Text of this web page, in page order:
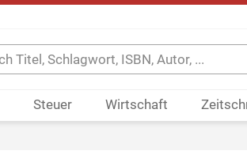
Steuer Wirtschaft